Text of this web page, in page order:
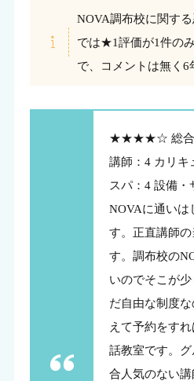
NOVA調布校に関す
では★1評価が1件のみ
で、コメントは無く6
★★★★☆ 総合
講師：4 カリキ
スパ：4 設備・
NOVAに通いは
す。正直講師
す。調布校の
いのでそこが
だ自由な制度
えて予約をす
話教室です。
合人気のない